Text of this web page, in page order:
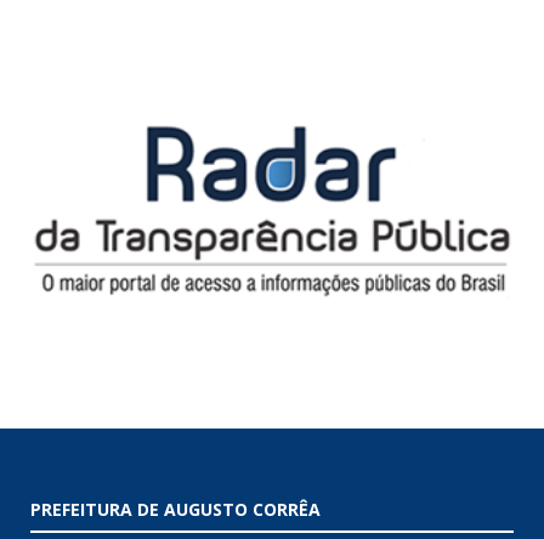
PREFEITURA DE AUGUSTO CORRÊA